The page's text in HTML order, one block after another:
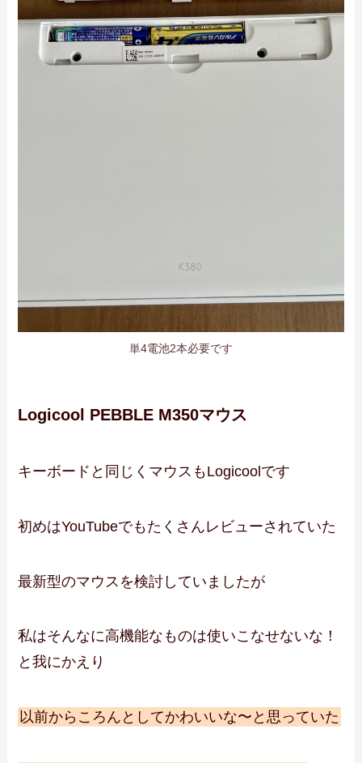
単4電池2本必要です
Logicool PEBBLE M350マウス
キーボードと同じくマウスもLogicoolです
初めはYouTubeでもたくさんレビューされていた
最新型のマウスを検討していましたが
私はそんなに高機能なものは使いこなせないな！
と我にかえり
以前からころんとしてかわいいな〜と思っていた